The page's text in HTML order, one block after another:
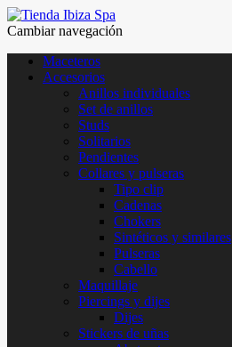
Cambiar navegación
Maceteros
Accesorios
Anillos individuales
Set de anillos
Studs
Solitarios
Pendientes
Collares y pulseras
Tipo clip
Cadenas
Chokers
Sintéticos y similares
Pulseras
Cabello
Maquillaje
Piercings y dijes
Dijes
Stickers de uñas